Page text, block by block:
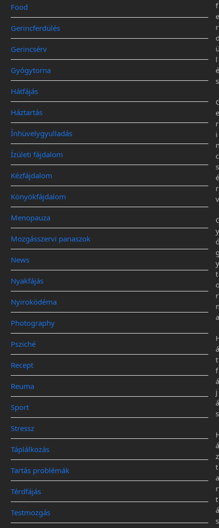
Food
Gerincferdülés
Gerincsérv
Gyógytorna
Hátfájás
Háztartás
Ínhüvelygyulladás
Ízületi fájdalom
Kézfájdalom
Könyökfájdalom
Menopauza
Mozgásszervi panaszok
News
Nyakfájás
Nyiroködéma
Photography
Psziché
Recept
Reuma
Sport
Stressz
Táplálkozás
Tartás problémák
Térdfájás
Testmozgás
f
e
r
l
é
s
e
r
i
c
s
é
r
v
y
y
t
r
a
á
t
f
á
j
á
s
á
z
t
a
r
t
á
s